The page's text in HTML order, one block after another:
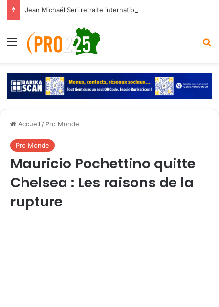
Menu
Accueil / Pro Monde
Pro Monde
Mauricio Pochettino quitte
Chelsea : Les raisons de la
rupture